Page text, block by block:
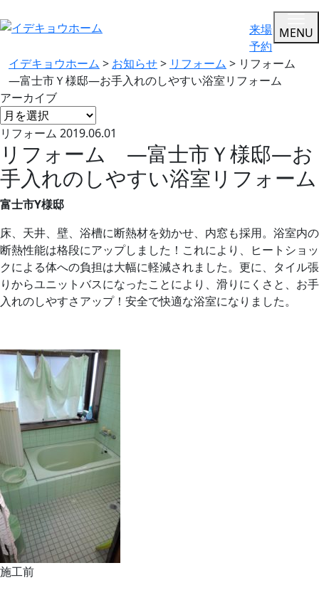
来場
予約
MENU
イデキョウホーム > お知らせ> リフォーム > リフォーム
—富士市Ｙ様邸—お手入れのしやすい浴室リフォーム
アーカイブ
リフォーム 2019.06.01
リフォーム —富士市Ｙ様邸—お
手入れのしやすい浴室リフォーム
富士市Y様邸
床、天井、壁、浴槽に断熱材を効かせ、内窓も採用。浴室内の
断熱性能は格段にアップしました！これにより、ヒートショッ
クによる体への負担は大幅に軽減されました。更に、タイル張
りからユニットバスになったことにより、滑りにくさと、お手
入れのしやすさアップ！安全で快適な浴室になりました。
施工前